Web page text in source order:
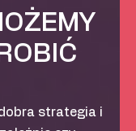
strategia i